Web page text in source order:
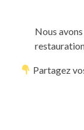
Nous
Partagez